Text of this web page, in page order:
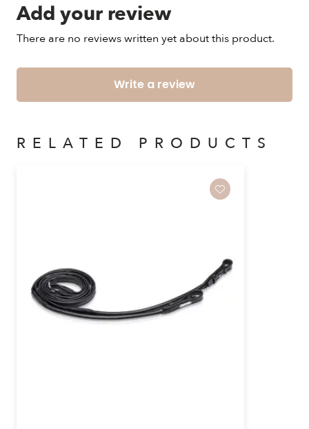
Add your review
There are no reviews written yet about this product.
Write a review
RELATED PRODUCTS